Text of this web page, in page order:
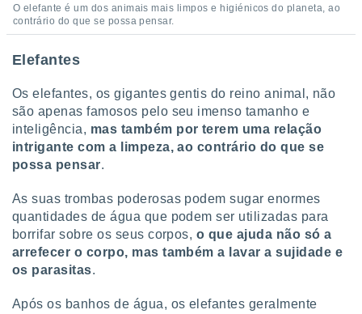
O elefante é um dos animais mais limpos e higiénicos do planeta, ao
contrário do que se possa pensar.
Elefantes
Os elefantes, os gigantes gentis do reino animal, não
são apenas famosos pelo seu imenso tamanho e
inteligência, mas também por terem uma relação
intrigante com a limpeza, ao contrário do que se
possa pensar.
As suas trombas poderosas podem sugar enormes
quantidades de água que podem ser utilizadas para
borrifar sobre os seus corpos, o que ajuda não só a
arrefecer o corpo, mas também a lavar a sujidade e
os parasitas.
Após os banhos de água, os elefantes geralmente